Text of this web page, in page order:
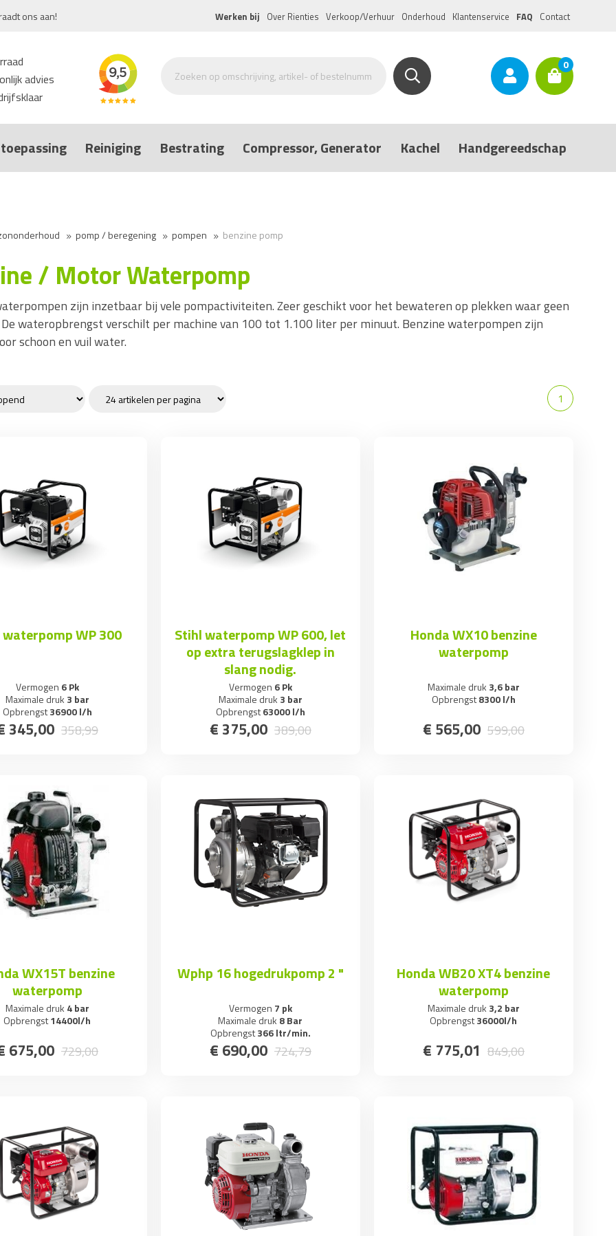
ons aan! Werken bij Over Rienties Verkoop/Verhuur Onderhoud Klantenservice FAQ Contact
advies
0
Reiniging Bestrating Compressor, Generator Kachel Handgereedschap
pomp / beregening pompen benzine pomp
/ Motor Waterpomp
zijn inzetbaar bij vele pompactiviteiten. Zeer geschikt voor het bewateren op plekken waar geen
wateropbrengst verschilt per machine van 100 tot 1.100 liter per minuut. Benzine waterpompen zijn
schoon en vuil water.
1
WP 300
Vermogen 6 Pk
Maximale druk 3 bar
Opbrengst36900 l/h
345,00 358,99
Stihl waterpomp WP 600, let
op extra terugslagklep in
slang nodig.
Vermogen 6 Pk
Maximale druk 3 bar
Opbrengst63000 l/h
€ 375,00 389,00
Honda WX10 benzine
waterpomp
Maximale druk 3,6 bar
Opbrengst8300 l/h
€ 565,00 599,00
WX15T benzine
waterpomp
Maximale druk 4 bar
Opbrengst14400l/h
675,00 729,00
Wphp 16 hogedrukpomp 2 "
Vermogen 7 pk
Maximale druk 8 Bar
Opbrengst366 ltr/min.
€ 690,00 724,79
Honda WB20 XT4 benzine
waterpomp
Maximale druk 3,2 bar
Opbrengst36000l/h
€ 775,01 849,00